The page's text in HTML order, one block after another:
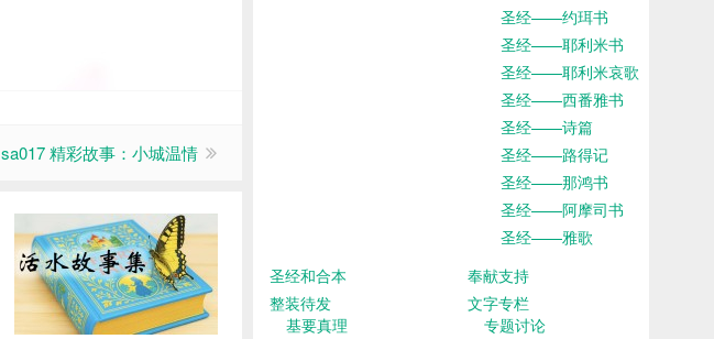
sa017 精彩故事：小城温情
圣经——约珥书
圣经——耶利米书
圣经——耶利米哀歌
圣经——西番雅书
圣经——诗篇
圣经——路得记
圣经——那鸿书
圣经——阿摩司书
圣经——雅歌
圣经和合本
奉献支持
整装待发
基要真理
文字专栏
专题讨论